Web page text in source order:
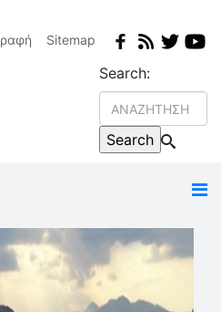
Sitemap
Search: